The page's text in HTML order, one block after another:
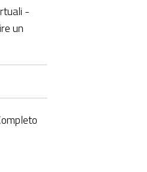
-
un